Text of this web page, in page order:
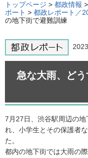
トップページ > 都政情報 >
ポート > 都政レポート／
の地下街で避難訓練
急な大雨、ど
7月27日、渋谷駅周辺の
れ、小学生とその保護者
た。
都内の地下街では大雨の